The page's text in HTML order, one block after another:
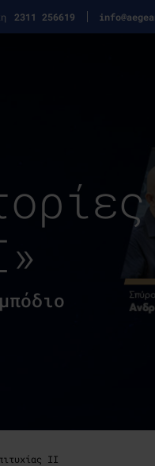
2311 256619
II